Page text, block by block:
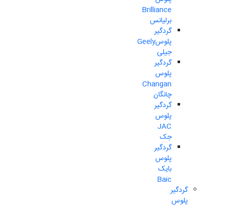
Brilliance
برلیانس
گردگیر
پلوسGeely
جیلی
گردگیر
پلوس
Changan
چانگان
گردگیر
پلوس
JAC
جک
گردگیر
پلوس
بایک
Baic
گردگیر
پلوس